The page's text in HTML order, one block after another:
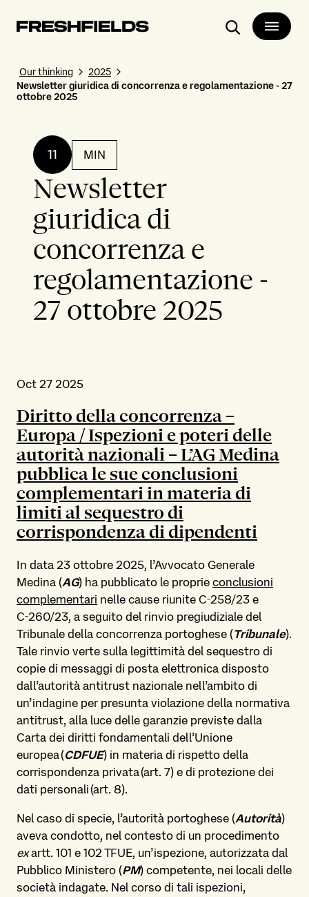
Search
Our thinking
2025
Newsletter giuridica di concorrenza e regolamentazione - 27
ottobre 2025
11 MIN
Newsletter
giuridica di
concorrenza e
regolamentazione -
27 ottobre 2025
Oct 27 2025
Diritto della concorrenza –
Europa /Ispezioni e poteri delle
autorità nazionali – L’AG Medina
pubblica le sue conclusioni
complementari in materia di
limiti al sequestro di
corrispondenza di dipendenti
In data 23 ottobre 2025, l’Avvocato Generale
Medina (AG) ha pubblicato le proprie conclusioni
complementari nelle cause riunite C‑258/23 e
C‑260/23, a seguito del rinvio pregiudiziale del
Tribunale della concorrenza portoghese (Tribunale).
Tale rinvio verte sulla legittimità del sequestro di
copie di messaggi di posta elettronica disposto
dall’autorità antitrust nazionale nell’ambito di
un’indagine per presunta violazione della normativa
antitrust, alla luce delle garanzie previste dalla
Carta dei diritti fondamentali dell’Unione
europea (CDFUE) in materia di rispetto della
corrispondenza privata (art. 7) e di protezione dei
dati personali (art. 8).
Nel caso di specie, l’autorità portoghese (Autorità)
aveva condotto, nel contesto di un procedimento
exartt. 101 e 102 TFUE, un’ispezione, autorizzata dal
Pubblico Ministero (PM) competente, nei locali delle
società indagate. Nel corso di tali ispezioni,